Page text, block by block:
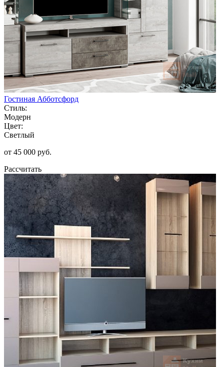
Гостиная Абботсфорд
Стиль:
Модерн
Цвет:
Светлый
от 45 000 руб.
Рассчитать